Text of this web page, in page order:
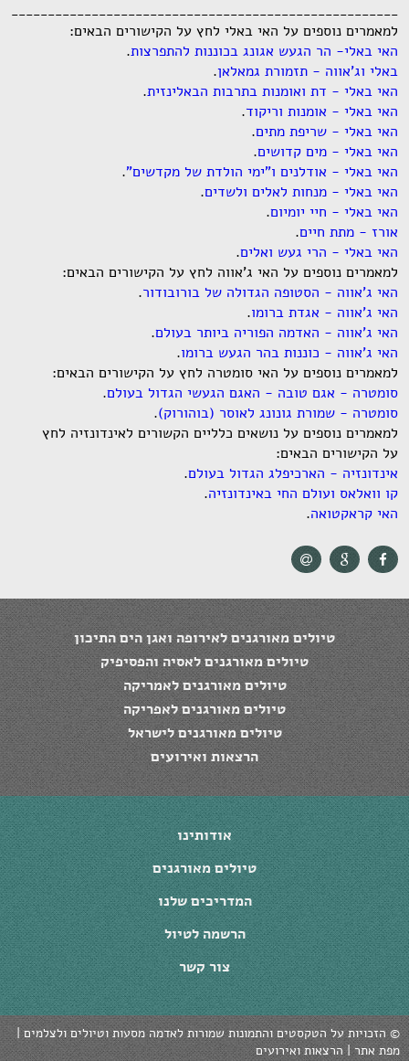
למאמרים נוספים על האי באלי לחץ על הקישורים הבאים:
האי באלי- הר הגעש אגונג בכוננות להתפרצות.
באלי וג'אווה - תזמורת גמאלאן.
האי באלי - דת ואומנות בתרבות הבאלינזית.
האי באלי - אומנות וריקוד.
האי באלי - שריפת מתים.
האי באלי - מים קדושים.
האי באלי - אודלנים ו"ימי הולדת של מקדשים".
האי באלי - מנחות לאלים ולשדים.
האי באלי - חיי יומיום.
אורז - מתת חיים.
האי באלי - הרי געש ואלים.
למאמרים נוספים על האי ג'אווה לחץ על הקישורים הבאים:
האי ג'אווה - הסטופה הגדולה של בורובודור.
האי ג'אווה - אגדת ברומו.
האי ג'אווה - האדמה הפוריה ביותר בעולם.
האי ג'אווה - כוננות בהר הגעש ברומו.
למאמרים נוספים על האי סומטרה לחץ על הקישורים הבאים:
סומטרה - אגם טובה - האגם הגעשי הגדול בעולם.
סומטרה - שמורת גונונג לאוסר (בוהורוק).
למאמרים נוספים על נושאים כלליים הקשורים לאינדונזיה לחץ
על הקישורים הבאים:
אינדונזיה - הארכיפלג הגדול בעולם.
קו וואלאס ועולם החי באינדונזיה.
האי קראקטואה.
טיולים מאורגנים לאירופה ואגן הים התיכון
טיולים מאורגנים לאסיה והפסיפיק
טיולים מאורגנים לאמריקה
טיולים מאורגנים לאפריקה
טיולים מאורגנים לישראל
הרצאות ואירועים
אודותינו
טיולים מאורגנים
המדריכים שלנו
הרשמה לטיול
צור קשר
© ‫הזכויות על הטקסטים והתמונות שמורות לאדמה מסעות וטיולים ולצלמים |
מפת אתר|הרצאות ואירועים